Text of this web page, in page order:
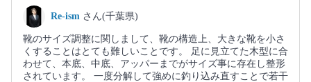
Re-ism さん(千葉県)
靴のサイズ調整に関しまして、靴の構造上、大きな靴を小さ
くすることはとても難しいことです。 足に見立てた木型に合
わせて、本底、中底、アッパーまでがサイズ事に存在し整形
されています。 一度分解して強めに釣り込み直すことで若干